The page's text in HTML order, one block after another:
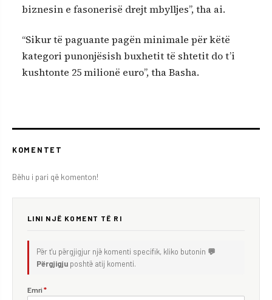
biznesin e fasonerisë drejt mbylljes”, tha ai.
“Sikur të paguante pagën minimale për këtë
kategori punonjësish buxhetit të shtetit do t’i
kushtonte 25 milionë euro”, tha Basha.
KOMENTET
Bëhu i pari që komenton!
LINI NJË KOMENT TË RI
Për t'u përgjigjur një komenti specifik, kliko butonin 💬
Përgjigju poshtë atij komenti.
Emri *